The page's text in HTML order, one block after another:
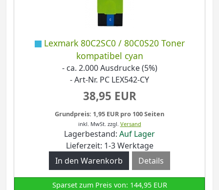
Lexmark 80C2SC0 / 80C0S20 Toner
kompatibel cyan
- ca. 2.000 Ausdrucke (5%)
- Art-Nr. PC LEX542-CY
38,95 EUR
Grundpreis: 1,95 EUR pro 100 Seiten
inkl. MwSt. zzgl. Versand
Lagerbestand: Auf Lager
Lieferzeit: 1-3 Werktage
Details
Sparset zum Preis von: 144,95 EUR